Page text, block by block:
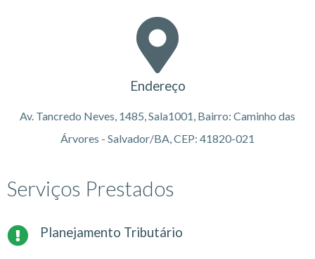
Endereço
Av. Tancredo Neves, 1485, Sala1001, Bairro: Caminho das
Árvores - Salvador/BA, CEP: 41820-021
Serviços Prestados
Planejamento Tributário